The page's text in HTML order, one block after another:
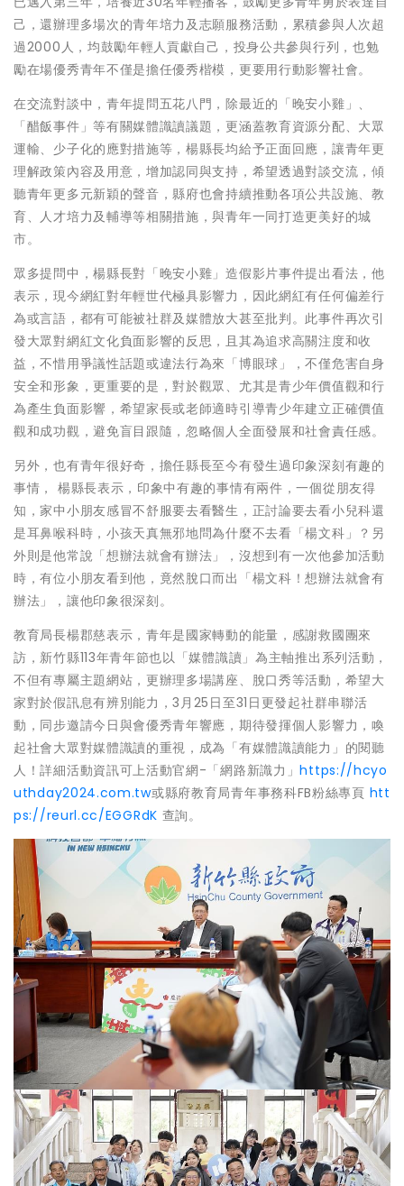
己，還辦理多場次的青年培力及志願服務活動，累積參與人次超
過2000人，均鼓勵年輕人貢獻自己，投身公共參與行列，也勉
勵在場優秀青年不僅是擔任優秀楷模，更要用行動影響社會。
在交流對談中，青年提問五花八門，除最近的「晚安小雞」、
「醋飯事件」等有關媒體識讀議題，更涵蓋教育資源分配、大眾
運輸、少子化的應對措施等，楊縣長均給予正面回應，讓青年更
理解政策內容及用意，增加認同與支持，希望透過對談交流，傾
聽青年更多元新穎的聲音，縣府也會持續推動各項公共設施、教
育、人才培力及輔導等相關措施，與青年一同打造更美好的城
市。
眾多提問中，楊縣長對「晚安小雞」造假影片事件提出看法，他
表示，現今網紅對年輕世代極具影響力，因此網紅有任何偏差行
為或言語，都有可能被社群及媒體放大甚至批判。此事件再次引
發大眾對網紅文化負面影響的反思，且其為追求高關注度和收
益，不惜用爭議性話題或違法行為來「博眼球」，不僅危害自身
安全和形象，更重要的是，對於觀眾、尤其是青少年價值觀和行
為產生負面影響，希望家長或老師適時引導青少年建立正確價值
觀和成功觀，避免盲目跟隨，忽略個人全面發展和社會責任感。
另外，也有青年很好奇，擔任縣長至今有發生過印象深刻有趣的
事情， 楊縣長表示，印象中有趣的事情有兩件，一個從朋友得
知，家中小朋友感冒不舒服要去看醫生，正討論要去看小兒科還
是耳鼻喉科時，小孩天真無邪地問為什麼不去看「楊文科」？另
外則是他常說「想辦法就會有辦法」，沒想到有一次他參加活動
時，有位小朋友看到他，竟然脫口而出「楊文科！想辦法就會有
辦法」，讓他印象很深刻。
教育局長楊郡慈表示，青年是國家轉動的能量，感謝救國團來
訪，新竹縣113年青年節也以「媒體識讀」為主軸推出系列活動，
不但有專屬主題網站，更辦理多場講座、脫口秀等活動，希望大
家對於假訊息有辨別能力，3月25日至31日更發起社群串聯活
動，同步邀請今日與會優秀青年響應，期待發揮個人影響力，喚
起社會大眾對媒體識讀的重視，成為「有媒體識讀能力」的閱聽
人！詳細活動資訊可上活動官網-「網路新識力」https://hcyo
uthday2024.com.tw或縣府教育局青年事務科FB粉絲專頁 htt
ps://reurl.cc/EGGRdK 查詢。